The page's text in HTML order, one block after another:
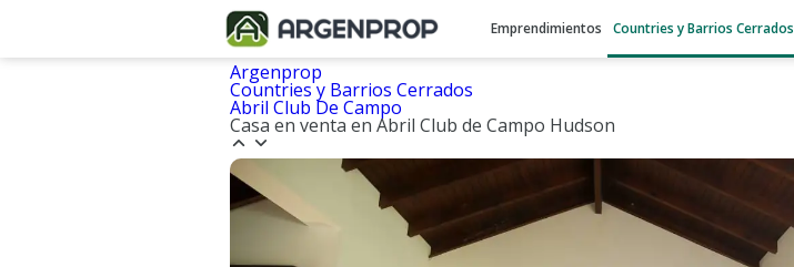
Emprendimientos Countries y Barrios Cerrados
Argenprop
Countries y Barrios Cerrados
Abril Club De Campo
Casa en venta en Abril Club de Campo Hudson